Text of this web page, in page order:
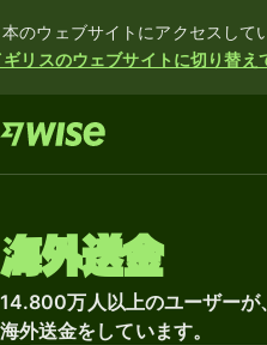
のウェブサイトにアクセスして
ギリスのウェブサイトに切り替
海外送金
14.800万人以上のユーザーが
海外送金をしています。